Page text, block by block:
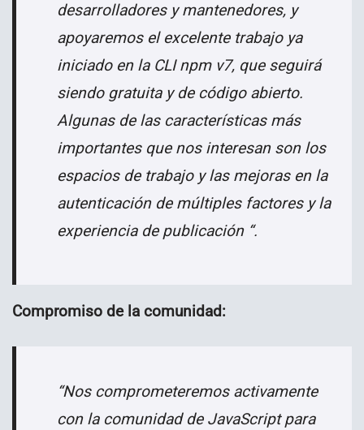
desarrolladores y mantenedores, y
apoyaremos el excelente trabajo ya
iniciado en la CLI npm v7, que seguirá
siendo gratuita y de código abierto.
Algunas de las características más
importantes que nos interesan son los
espacios de trabajo y las mejoras en la
autenticación de múltiples factores y la
experiencia de publicación “.
Compromiso de la comunidad:
“Nos comprometeremos activamente
con la comunidad de JavaScript para